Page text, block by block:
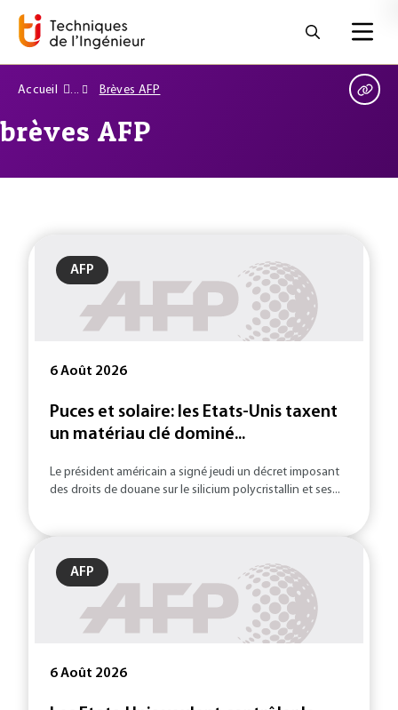
Accueil Brèves AFP
brèves AFP
AFP
6 Août 2026
Puces et solaire: les Etats-Unis taxent
un matériau clé dominé...
Le président américain a signé jeudi un décret imposant
des droits de douane sur le silicium polycristallin et ses...
AFP
6 Août 2026